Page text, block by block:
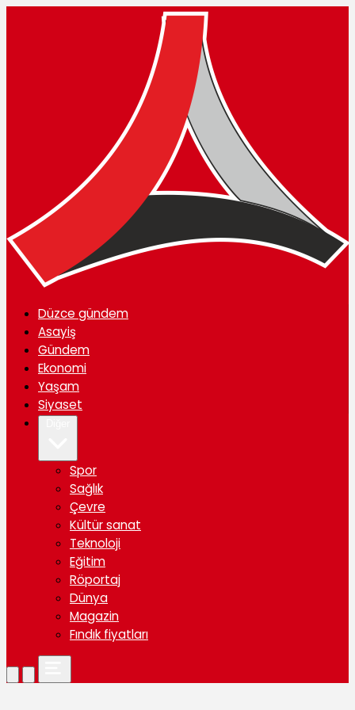
Düzce gündem
Asayiş
Gündem
Ekonomi
Yaşam
Siyaset
Spor
Sağlık
Çevre
Kültür sanat
Teknoloji
Eğitim
Röportaj
Dünya
Magazin
Fındık fiyatları